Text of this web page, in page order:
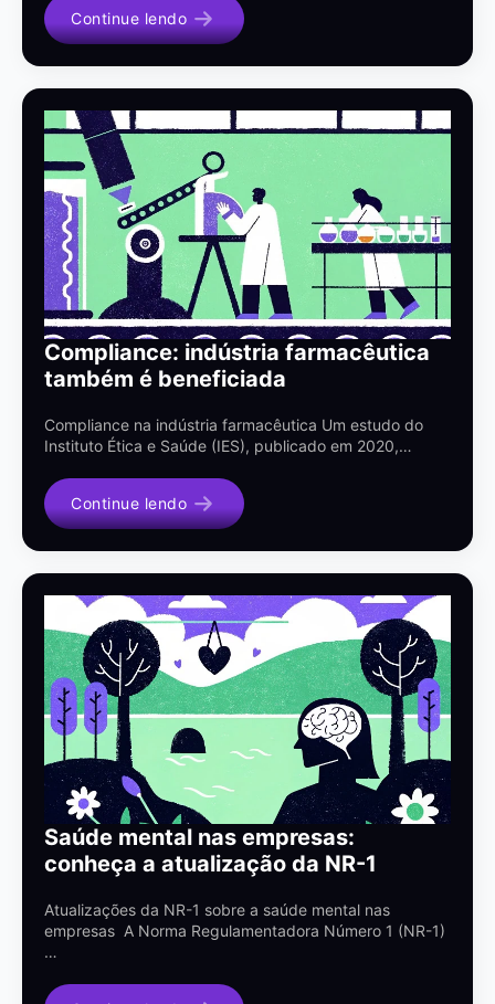
Continue lendo
Compliance: indústria farmacêutica
também é beneficiada
Compliance na indústria farmacêutica Um estudo do
Instituto Ética e Saúde (IES), publicado em 2020,…
Continue lendo
Saúde mental nas empresas:
conheça a atualização da NR-1
Atualizações da NR-1 sobre a saúde mental nas
empresas A Norma Regulamentadora Número 1 (NR-1)
…